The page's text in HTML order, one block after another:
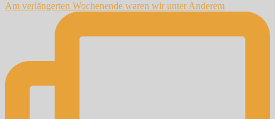
Am verlängerten Wochenende waren wir unter Anderem